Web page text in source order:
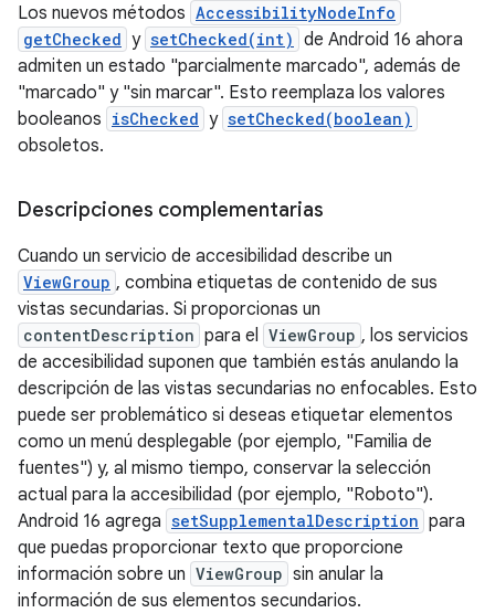
Los nuevos métodos AccessibilityNodeInfo
getChecked y setChecked(int) de Android 16 ahora
admiten un estado "parcialmente marcado", además de
"marcado" y "sin marcar". Esto reemplaza los valores
booleanos isChecked y setChecked(boolean)
obsoletos.
Descripciones complementarias
Cuando un servicio de accesibilidad describe un
ViewGroup , combina etiquetas de contenido de sus
vistas secundarias. Si proporcionas un
contentDescription para el ViewGroup , los servicios
de accesibilidad suponen que también estás anulando la
descripción de las vistas secundarias no enfocables. Esto
puede ser problemático si deseas etiquetar elementos
como un menú desplegable (por ejemplo, "Familia de
fuentes") y, al mismo tiempo, conservar la selección
actual para la accesibilidad (por ejemplo, "Roboto").
Android 16 agrega setSupplementalDescription para
que puedas proporcionar texto que proporcione
información sobre un ViewGroup sin anular la
información de sus elementos secundarios.